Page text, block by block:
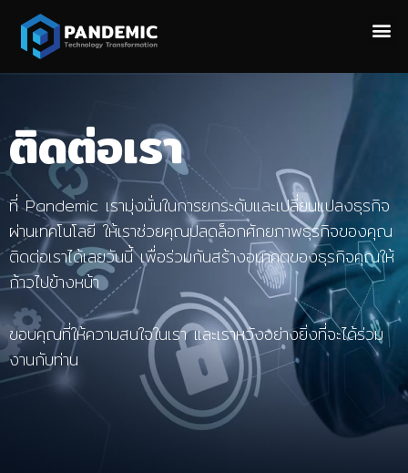
ติดต่อเรา
ที่ Pandemic เรามุ่งมั่นในการยกระดับและเปลี่ยนแปลงธุรกิจ
ผ่านเทคโนโลยี ให้เราช่วยคุณปลดล็อกศักยภาพธุรกิจของคุณ
ติดต่อเราได้เลยวันนี้ เพื่อร่วมกันสร้างอนาคตของธุรกิจคุณให้
ก้าวไปข้างหน้า
ขอบคุณที่ให้ความสนใจในเรา และเราหวังอย่างยิ่งที่จะได้ร่วม
งานกับท่าน